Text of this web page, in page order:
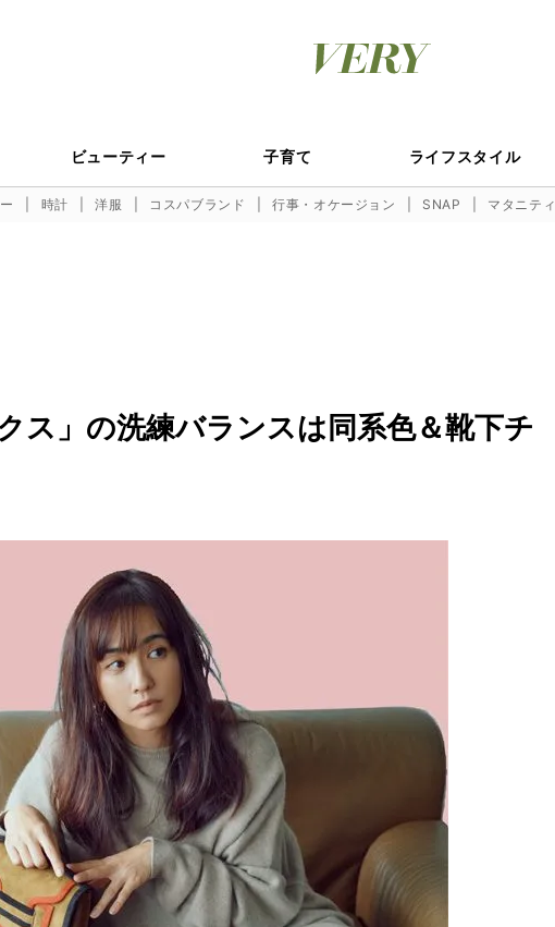
ビューティー 子育て ライフスタイル
時計 洋服 コスパブランド 行事・オケージョン SNAP マタニティ
ス」の洗練バランスは同系色＆靴下チ